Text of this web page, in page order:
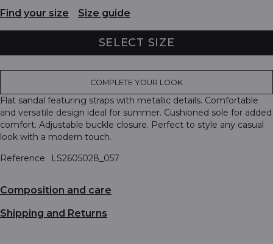
Find your size Size guide
SELECT SIZE
COMPLETE YOUR LOOK
Flat sandal featuring straps with metallic details. Comfortable
and versatile design ideal for summer. Cushioned sole for added
comfort. Adjustable buckle closure. Perfect to style any casual
look with a modern touch.
Reference
LS2605028_057
Composition and care
Shipping and Returns